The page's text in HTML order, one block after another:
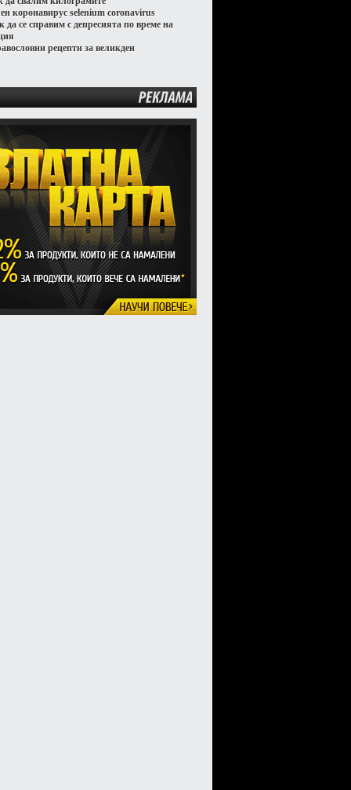
коронавирус selenium coronavirus
да се справим с депресията по време на
рецепти за великден